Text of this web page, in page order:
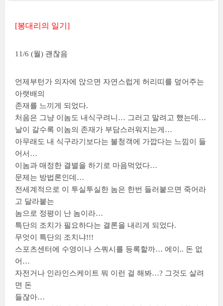
[봉대리의 일기]
11/6 (월) 괜찮음
언제부턴가 의자에 앉으면 자연스럽게 허리띠를 덮어주는
아랫배의
존재를 느끼게 되었다.
처음은 그냥 이놈도 내식구려니… 그러고 말려고 했는데…
날이 갈수록 이놈의 존재가 부담스러워지는게…
아무래도 내 식구라기보다는 불청객에 가깝다는 느낌이 들
어서…
이놈과 매정한 결별을 하기로 마음먹었다…
문제는 방법론인데…
전세계적으로 이 투실투실한 놈은 한번 들러붙으면 죽어라
고 달라붙는
놈으로 정평이 난 놈이라…
특단의 조치가 필요하다는 결론을 내리게 되었다.
무엇이 특단의 조치냐!!!
스포츠센터에 수영이나 스쿼시를 등록할까… 에이.. 돈 없
어…
자전거나 인라인스케이트 뭐 이런 걸 해봐…? 그것도 살려
면 돈
들잖아…